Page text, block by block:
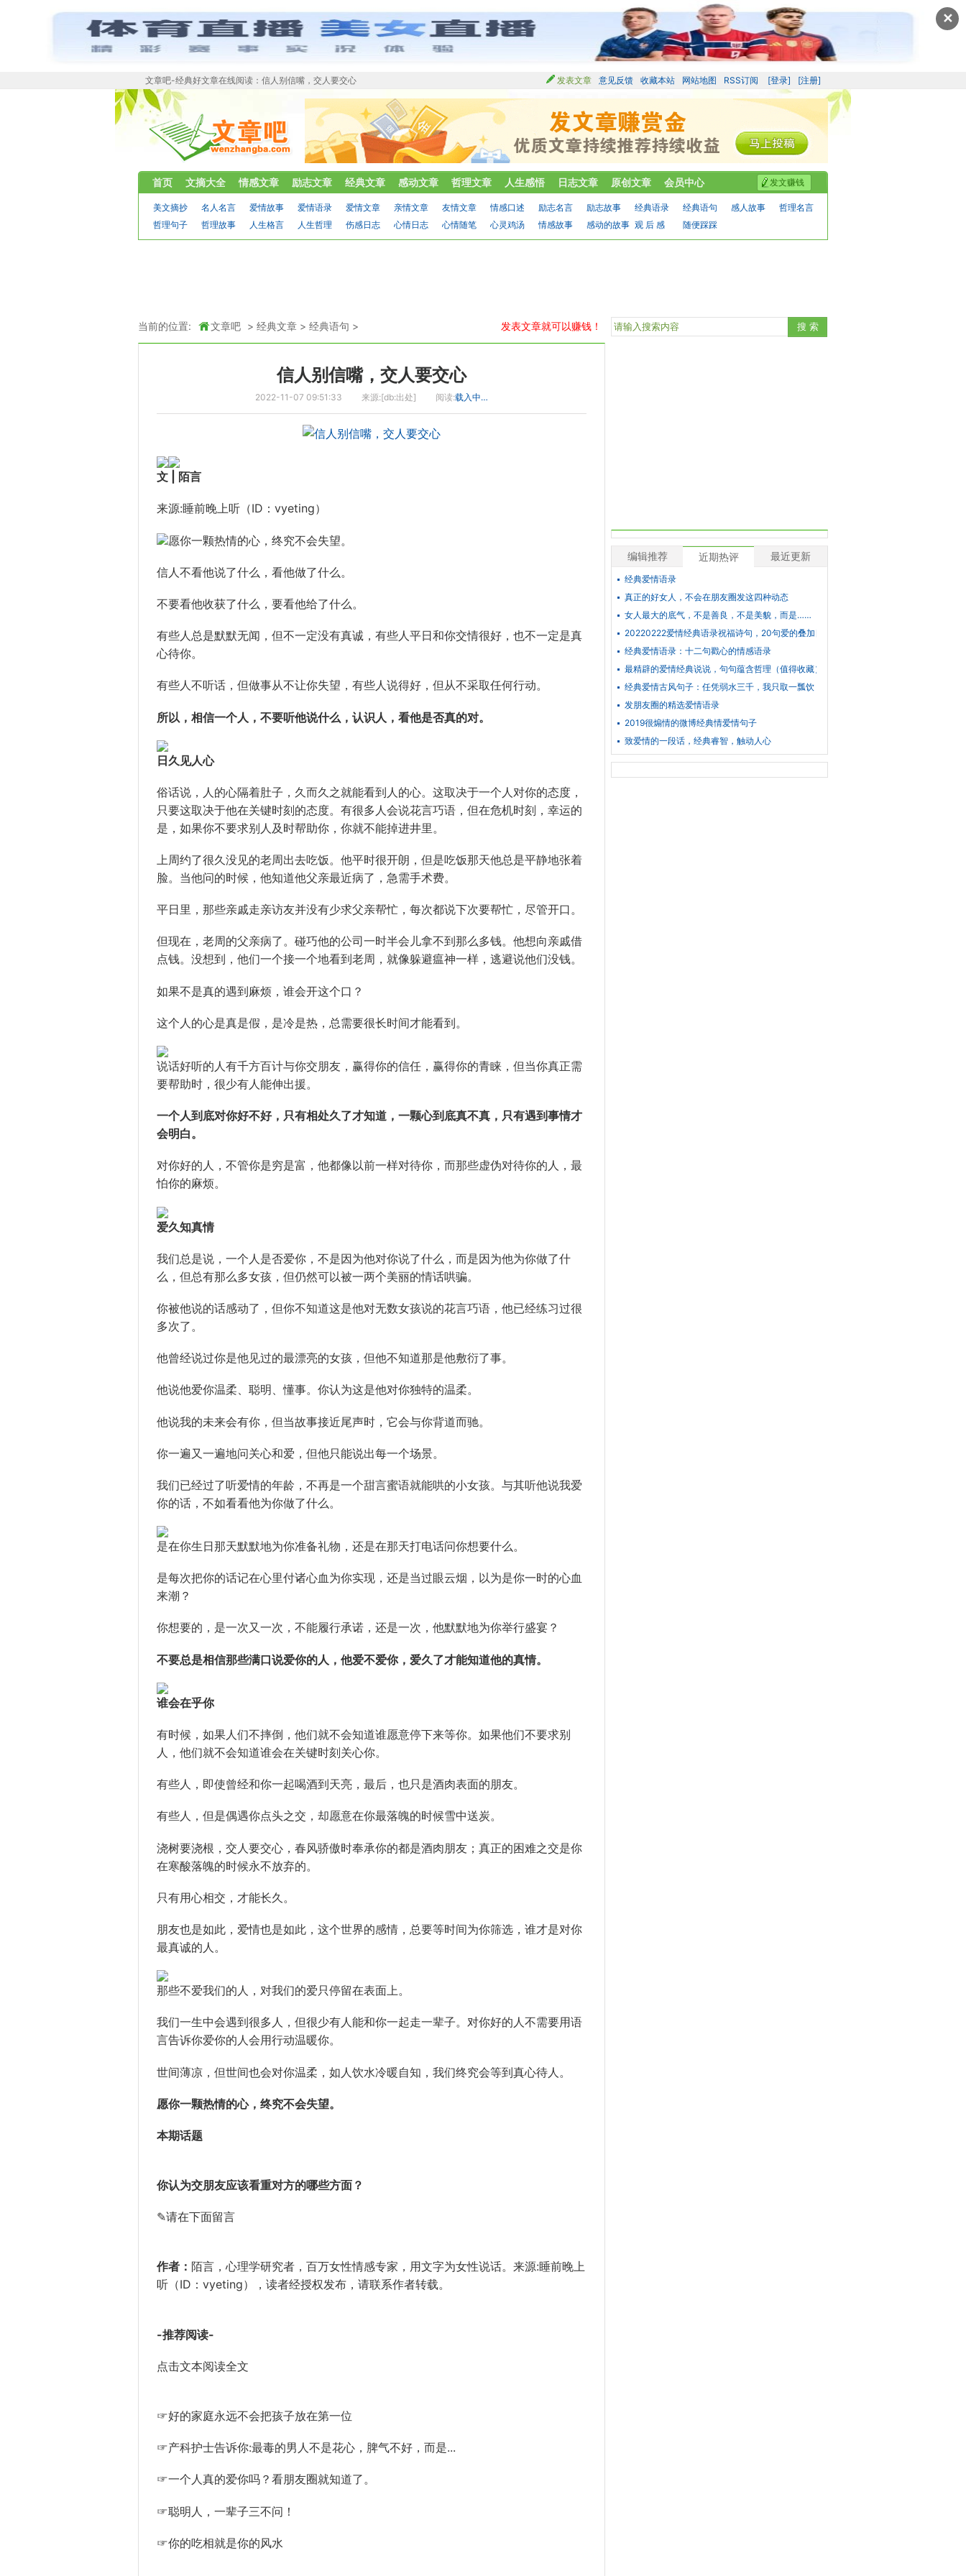
✕
文章吧-经典好文章在线阅读：信人别信嘴，交人要交心 发表文章 意见反馈 收藏本站 网站地图 RSS订阅 [登录] [注册]
发文赚钱
首页 文摘大全 情感文章 励志文章 经典文章 感动文章 哲理文章 人生感悟 日志文章 原创文章 会员中心
美文摘抄 名人名言 爱情故事 爱情语录 爱情文章 亲情文章 友情文章 情感口述 励志名言 励志故事 经典语录 经典语句 感人故事
哲理名言
哲理句子
哲理故事 人生格言 人生哲理 伤感日志 心情日志 心情随笔 心灵鸡汤 情感故事 感动的故事 观 后 感 随便踩踩
当前的位置: 文章吧 > 经典文章 > 经典语句 > 发表文章就可以赚钱！
信人别信嘴，交人要交心
2022-11-07 09:51:33 来源:[db:出处] 阅读:载入中…
文 | 陌言
来源:睡前晚上听（ID：vyeting）
愿你一颗热情的心，终究不会失望。
信人不看他说了什么，看他做了什么。
不要看他收获了什么，要看他给了什么。
有些人总是默默无闻，但不一定没有真诚，有些人平日和你交情很好，也不一定是真
心待你。
有些人不听话，但做事从不让你失望，有些人说得好，但从不采取任何行动。
所以，相信一个人，不要听他说什么，认识人，看他是否真的对。
日久见人心
俗话说，人的心隔着肚子，久而久之就能看到人的心。这取决于一个人对你的态度，
只要这取决于他在关键时刻的态度。有很多人会说花言巧语，但在危机时刻，幸运的
是，如果你不要求别人及时帮助你，你就不能掉进井里。
上周约了很久没见的老周出去吃饭。他平时很开朗，但是吃饭那天他总是平静地张着
脸。当他问的时候，他知道他父亲最近病了，急需手术费。
平日里，那些亲戚走亲访友并没有少求父亲帮忙，每次都说下次要帮忙，尽管开口。
但现在，老周的父亲病了。碰巧他的公司一时半会儿拿不到那么多钱。他想向亲戚借
点钱。没想到，他们一个接一个地看到老周，就像躲避瘟神一样，逃避说他们没钱。
如果不是真的遇到麻烦，谁会开这个口？
这个人的心是真是假，是冷是热，总需要很长时间才能看到。
说话好听的人有千方百计与你交朋友，赢得你的信任，赢得你的青睐，但当你真正需
要帮助时，很少有人能伸出援。
一个人到底对你好不好，只有相处久了才知道，一颗心到底真不真，只有遇到事情才
会明白。
对你好的人，不管你是穷是富，他都像以前一样对待你，而那些虚伪对待你的人，最
怕你的麻烦。
爱久知真情
我们总是说，一个人是否爱你，不是因为他对你说了什么，而是因为他为你做了什
么，但总有那么多女孩，但仍然可以被一两个美丽的情话哄骗。
你被他说的话感动了，但你不知道这是他对无数女孩说的花言巧语，他已经练习过很
多次了。
他曾经说过你是他见过的最漂亮的女孩，但他不知道那是他敷衍了事。
他说他爱你温柔、聪明、懂事。你认为这是他对你独特的温柔。
他说我的未来会有你，但当故事接近尾声时，它会与你背道而驰。
你一遍又一遍地问关心和爱，但他只能说出每一个场景。
我们已经过了听爱情的年龄，不再是一个甜言蜜语就能哄的小女孩。与其听他说我爱
你的话，不如看看他为你做了什么。
是在你生日那天默默地为你准备礼物，还是在那天打电话问你想要什么。
是每次把你的话记在心里付诸心血为你实现，还是当过眼云烟，以为是你一时的心血
来潮？
你想要的，是一次又一次，不能履行承诺，还是一次，他默默地为你举行盛宴？
不要总是相信那些满口说爱你的人，他爱不爱你，爱久了才能知道他的真情。
谁会在乎你
有时候，如果人们不摔倒，他们就不会知道谁愿意停下来等你。如果他们不要求别
人，他们就不会知道谁会在关键时刻关心你。
有些人，即使曾经和你一起喝酒到天亮，最后，也只是酒肉表面的朋友。
有些人，但是偶遇你点头之交，却愿意在你最落魄的时候雪中送炭。
浇树要浇根，交人要交心，春风骄傲时奉承你的都是酒肉朋友；真正的困难之交是你
在寒酸落魄的时候永不放弃的。
只有用心相交，才能长久。
朋友也是如此，爱情也是如此，这个世界的感情，总要等时间为你筛选，谁才是对你
最真诚的人。
那些不爱我们的人，对我们的爱只停留在表面上。
我们一生中会遇到很多人，但很少有人能和你一起走一辈子。对你好的人不需要用语
言告诉你爱你的人会用行动温暖你。
世间薄凉，但世间也会对你温柔，如人饮水冷暖自知，我们终究会等到真心待人。
愿你一颗热情的心，终究不会失望。
本期话题
你认为交朋友应该看重对方的哪些方面？
✎请在下面留言
作者： 陌言，心理学研究者，百万女性情感专家，用文字为女性说话。来源:睡前晚上
听（ID：vyeting），读者经授权发布，请联系作者转载。
-推荐阅读-
点击文本阅读全文
☞好的家庭永远不会把孩子放在第一位
☞产科护士告诉你:最毒的男人不是花心，脾气不好，而是...
☞一个人真的爱你吗？看朋友圈就知道了。
☞聪明人，一辈子三不问！
☞你的吃相就是你的风水
编辑推荐 近期热评 最近更新
经典爱情语录
真正的好女人，不会在朋友圈发这四种动态
女人最大的底气，不是善良，不是美貌，而是……
20220222爱情经典语录祝福诗句，20句爱的叠加日诗句
经典爱情语录：十二句戳心的情感语录
最精辟的爱情经典说说，句句蕴含哲理（值得收藏）
经典爱情古风句子：任凭弱水三千，我只取一瓢饮！
发朋友圈的精选爱情语录
2019很煽情的微博经典情爱情句子
致爱情的一段话，经典睿智，触动人心